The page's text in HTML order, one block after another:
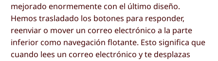
mejorado enormemente con el último diseño.
Hemos trasladado los botones para responder,
reenviar o mover un correo electrónico a la parte
inferior como navegación flotante. Esto significa que
cuando lees un correo electrónico y te desplazas